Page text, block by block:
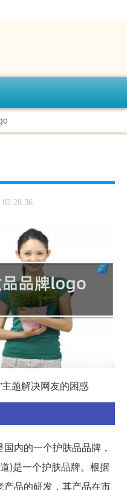
02:28:36
主题解决网友的困惑
内的一个护肤品品牌，
)是一个护肤品牌。根据
品的研发，其产品在市